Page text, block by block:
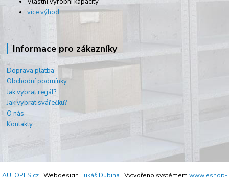
více výhod
Informace pro zákazníky
Doprava platba
Obchodní podmínky
Jak vybrat regál?
Jak vybrat svářečku?
O nás
Kontakty